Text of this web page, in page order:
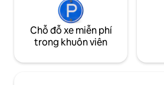
Chỗ đỗ xe miễn phí
trong khuôn viên